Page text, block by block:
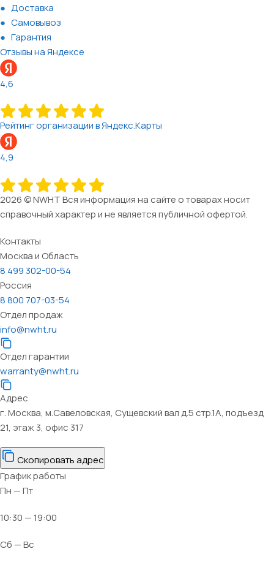
Доставка
Самовывоз
Гарантия
Отзывы на Яндексе
4,6
Рейтинг организации в Яндекс.Карты
4,9
2026 © NWHT Вся информация на сайте о товарах носит
справочный характер и не является публичной офертой.
Контакты
Москва и Область
8 499 302-00-54
Россия
8 800 707-03-54
Отдел продаж
info@nwht.ru
Отдел гарантии
warranty@nwht.ru
Адрес
г. Москва, м.Савеловская, Сущевский вал д.5 стр.1А, подъезд
21, этаж 3, офис 317
Скопировать адрес
График работы
Пн — Пт
10:30 — 19:00
Сб — Вс